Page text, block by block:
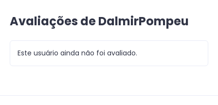
Avaliações de DalmirPompeu
Este usuário ainda não foi avaliado.